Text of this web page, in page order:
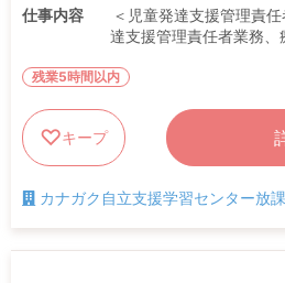
仕事内容
＜児童発達支援管理責
達支援管理責任者業務、
残業5時間以内
キープ
カナガク自立支援学習センター放